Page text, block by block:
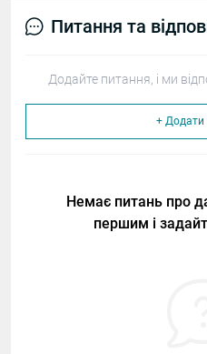
Питання та
Додайте питання, і ми
+ Додати
Немає питань про
першим і